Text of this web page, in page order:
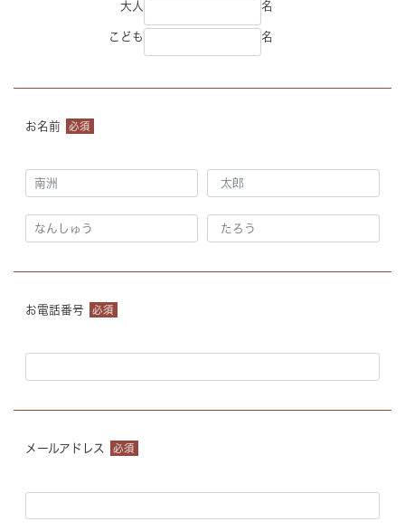
大人 名
こども 名
お名前 必須
お電話番号 必須
メールアドレス 必須